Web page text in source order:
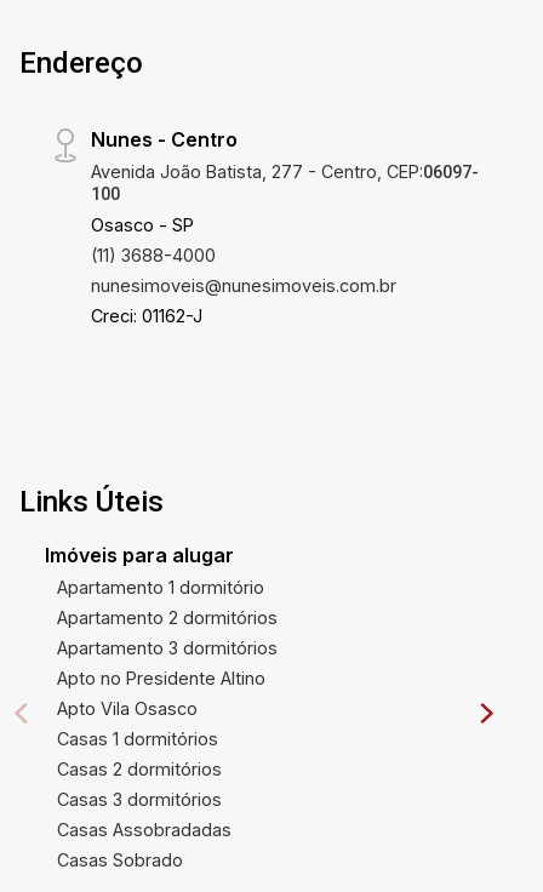
Endereço
Nunes - Centro
Avenida João Batista, 277 - Centro, CEP:06097-
100
Osasco - SP
(11) 3688-4000
nunesimoveis@nunesimoveis.com.br
Creci: 01162-J
Links Úteis
Imóveis para alugar
Apartamento 1 dormitório
Apartamento 2 dormitórios
Apartamento 3 dormitórios
Apto no Presidente Altino
Apto Vila Osasco
Casas 1 dormitórios
Casas 2 dormitórios
Casas 3 dormitórios
Casas Assobradadas
Casas Sobrado